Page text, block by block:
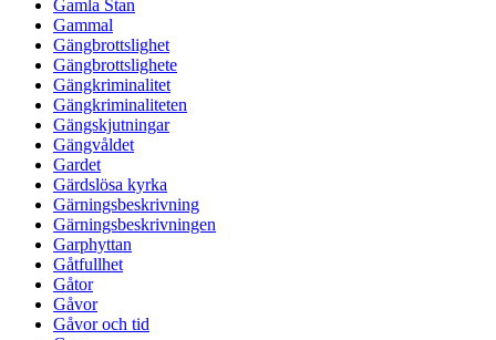
Gamla Stan
Gammal
Gängbrottslighet
Gängbrottslighete
Gängkriminalitet
Gängkriminaliteten
Gängskjutningar
Gängvåldet
Gardet
Gärdslösa kyrka
Gärningsbeskrivning
Gärningsbeskrivningen
Garphyttan
Gåtfullhet
Gåtor
Gåvor
Gåvor och tid